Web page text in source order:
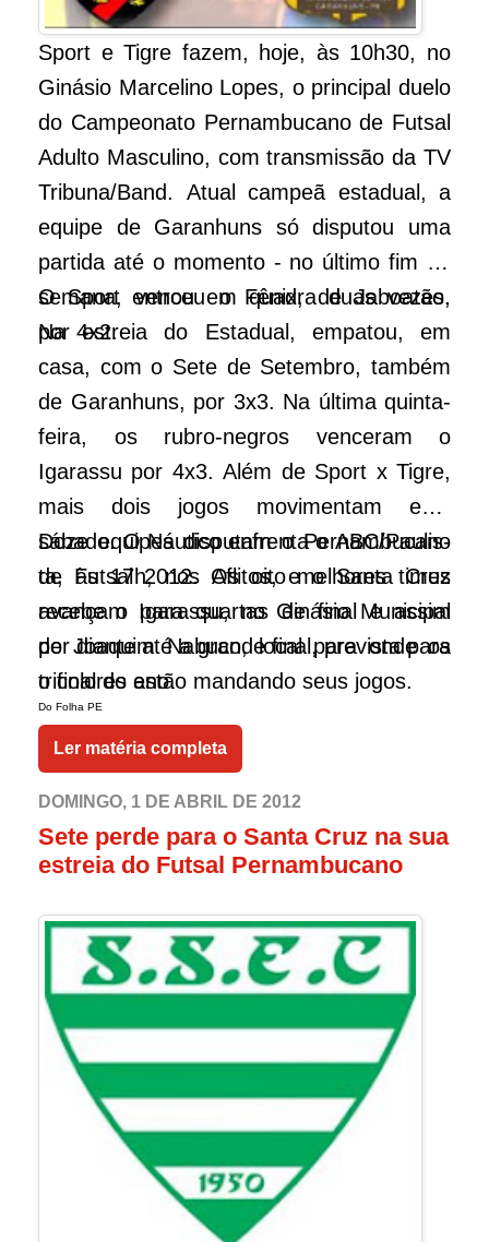
Sport e Tigre fazem, hoje, às 10h30, no
Ginásio Marcelino Lopes, o principal duelo
do Campeonato Pernambucano de Futsal
Adulto Masculino, com transmissão da TV
Tribu­na/Band. Atual campeã estadual, a
equipe de Garanhuns só disputou uma
partida até o momento - no último fim de
se­­­­­­­mana, venceu o Fênix, de Ja­­­boatão,
por 4x2.
O Sport entrou em quadra duas vezes.
Na estreia do Estadual, empatou, em
casa, com o Sete de Setembro, também
de Garanhuns, por 3x3. Na última quinta-
feira, os rubro-negros venceram o
Igarassu por 4x3. Além de Sport x Tigre,
mais dois jogos movimentam este
sábado. O Náu­­­tico enfrenta o ABC/Pau­lis­­­­
ta, às 17h, nos Aflitos, e o Santa Cruz
recebe o Igarassu, no Ginásio Municipal
de Joaquim Nabuco, local para onde os
tricolores estão mandando seus jogos.
Doze equipes disputam o Pernambucano
de Futsal 2012. Os oito melhores times
avançam para quartas de final e assim
por diante até a grande final, prevista para
o final do ano.
Do Folha PE
Ler matéria completa
DOMINGO, 1 DE ABRIL DE 2012
Sete perde para o Santa Cruz na sua
estreia do Futsal Pernambucano